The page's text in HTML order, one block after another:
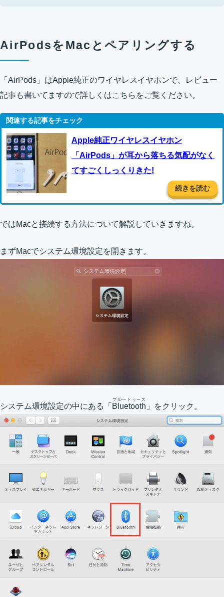
AirPodsをMacとペアリングする
「AirPods」はApple純正のワイヤレスイヤホンで、レビュー
記事も書いてますので詳しくはこちらをご覧ください。
Apple純正ワイヤレスイヤホン
「AirPods」が耳から落ちる気配がなく
てすごくしっくりきた!
続きを読む
ではMacと接続する方法について解説していきますね。
まずMacでシステム環境設定を開きます。
システム環境設定の中にある「 Bluetooth
ブルートゥース
」をクリック。